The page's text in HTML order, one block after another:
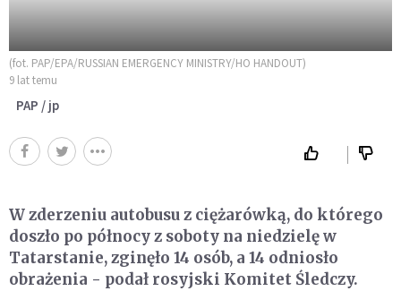
(fot. PAP/EPA/RUSSIAN EMERGENCY MINISTRY/HO HANDOUT)
9 lat temu
PAP / jp
W zderzeniu autobusu z ciężarówką, do którego
doszło po północy z soboty na niedzielę w
Tatarstanie, zginęło 14 osób, a 14 odniosło
obrażenia - podał rosyjski Komitet Śledczy.